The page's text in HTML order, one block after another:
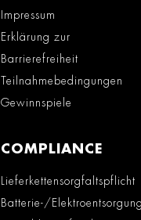
Impressum
Erklärung zur
Barrierefreiheit
Teilnahmebedingungen
Gewinnspiele
COMPLIANCE
Lieferkettensorgfaltspflicht
Batterie-/Elektroentsorgung